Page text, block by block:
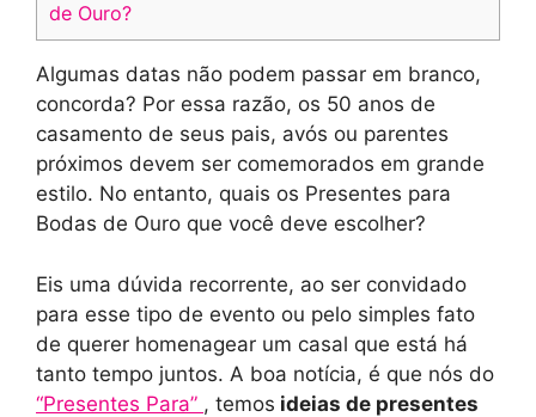
de Ouro?
Algumas datas não podem passar em branco,
concorda? Por essa razão, os 50 anos de
casamento de seus pais, avós ou parentes
próximos devem ser comemorados em grande
estilo. No entanto, quais os Presentes para
Bodas de Ouro que você deve escolher?
Eis uma dúvida recorrente, ao ser convidado
para esse tipo de evento ou pelo simples fato
de querer homenagear um casal que está há
tanto tempo juntos. A boa notícia, é que nós do
“Presentes Para” , temos ideias de presentes